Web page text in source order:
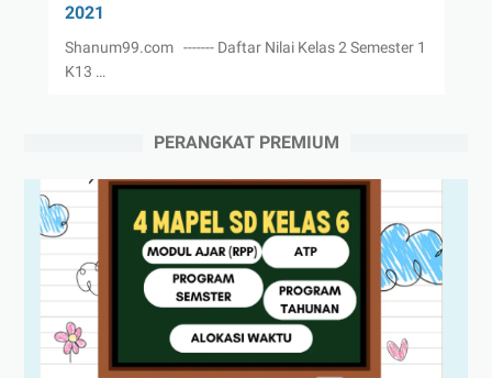
2021
Shanum99.com ------- Daftar Nilai Kelas 2 Semester 1
K13 …
PERANGKAT PREMIUM